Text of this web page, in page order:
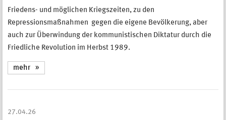
Friedens- und möglichen Kriegszeiten, zu den
Repressionsmaßnahmen gegen die eigene Bevölkerung, aber
auch zur Überwindung der kommunistischen Diktatur durch die
Friedliche Revolution im Herbst 1989.
mehr
27.04.26